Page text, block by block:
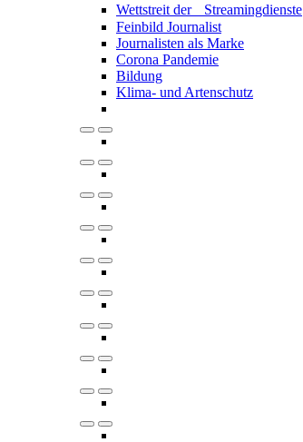
Wettstreit der Streamingdienste
Feinbild Journalist
Journalisten als Marke
Corona Pandemie
Bildung
Klima- und Artenschutz